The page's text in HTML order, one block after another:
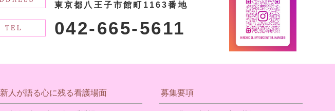
東京都八王子市館町1163番地
042-665-5611
新人が語る心に残る看護場面 募集要項